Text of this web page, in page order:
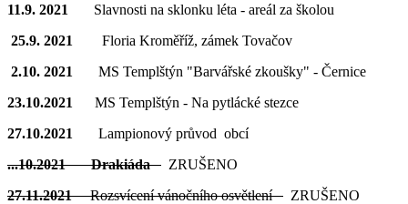
11.9. 2021
Slavnosti na sklonku léta - areál za školou
25.9. 2021
Floria Kroměříž, zámek Tovačov
2.10. 2021
MS Templštýn "Barvářské zkoušky" - Černice
23.10.2021 MS Templštýn - Na pytlácké stezce
27.10.2021
Lampionový průvod obcí
...10.2021 Drakiáda ZRUŠENO
27.11.2021Rozsvícení vánočního osvětlení ZRUŠENO